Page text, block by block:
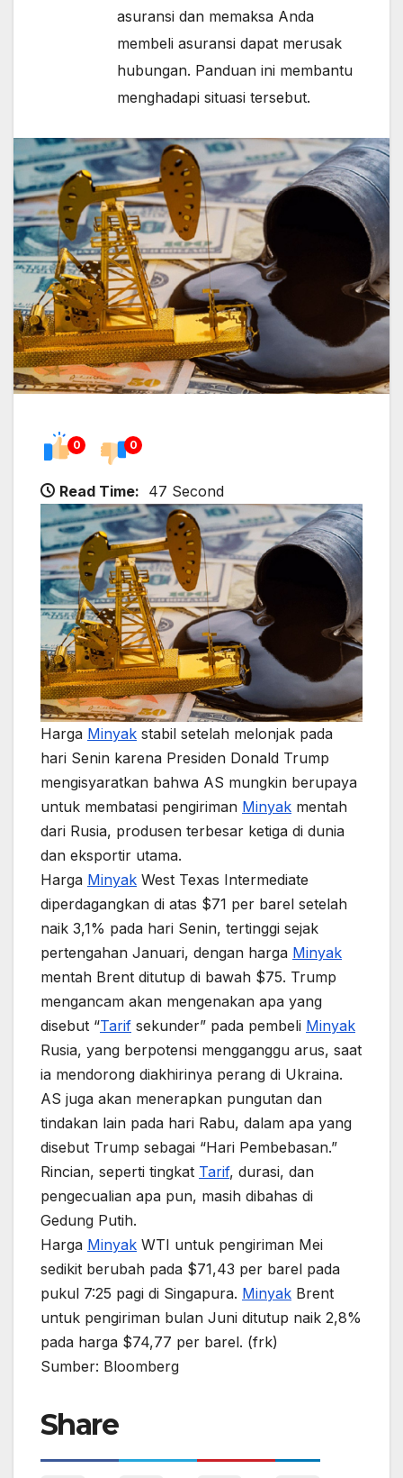
asuransi dan memaksa Anda
membeli asuransi dapat merusak
hubungan. Panduan ini membantu
menghadapi situasi tersebut.
0 0
Read Time: 47 Second
Harga Minyak stabil setelah melonjak pada
hari Senin karena Presiden Donald Trump
mengisyaratkan bahwa AS mungkin berupaya
untuk membatasi pengiriman Minyak mentah
dari Rusia, produsen terbesar ketiga di dunia
dan eksportir utama.
Harga Minyak West Texas Intermediate
diperdagangkan di atas $71 per barel setelah
naik 3,1% pada hari Senin, tertinggi sejak
pertengahan Januari, dengan harga Minyak
mentah Brent ditutup di bawah $75. Trump
mengancam akan mengenakan apa yang
disebut “Tarif sekunder” pada pembeli Minyak
Rusia, yang berpotensi mengganggu arus, saat
ia mendorong diakhirinya perang di Ukraina.
AS juga akan menerapkan pungutan dan
tindakan lain pada hari Rabu, dalam apa yang
disebut Trump sebagai “Hari Pembebasan.”
Rincian, seperti tingkat Tarif, durasi, dan
pengecualian apa pun, masih dibahas di
Gedung Putih.
Harga Minyak WTI untuk pengiriman Mei
sedikit berubah pada $71,43 per barel pada
pukul 7:25 pagi di Singapura. Minyak Brent
untuk pengiriman bulan Juni ditutup naik 2,8%
pada harga $74,77 per barel. (frk)
Sumber: Bloomberg
Share